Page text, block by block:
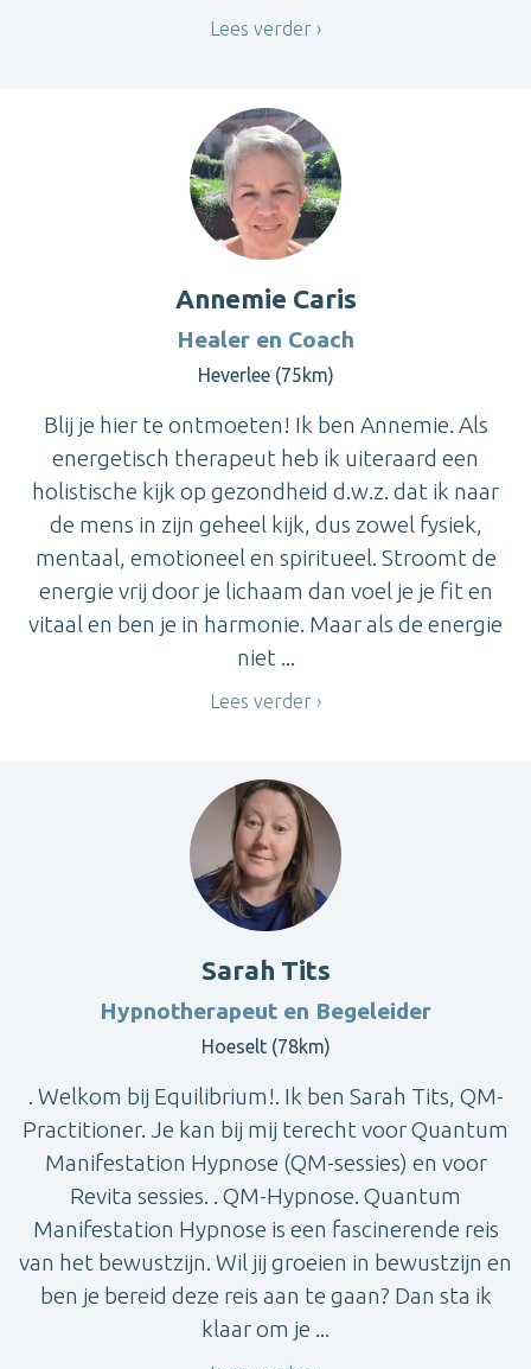
Lees verder
Annemie Caris
Healer en Coach
Heverlee (75km)
Blij je hier te ontmoeten! Ik ben Annemie. Als
energetisch therapeut heb ik uiteraard een
holistische kijk op gezondheid d.w.z. dat ik naar
de mens in zijn geheel kijk, dus zowel fysiek,
mentaal, emotioneel en spiritueel. Stroomt de
energie vrij door je lichaam dan voel je je fit en
vitaal en ben je in harmonie. Maar als de energie
niet ...
Lees verder
Sarah Tits
Hypnotherapeut en Begeleider
Hoeselt (78km)
. Welkom bij Equilibrium!. Ik ben Sarah Tits, QM-
Practitioner. Je kan bij mij terecht voor Quantum
Manifestation Hypnose (QM-sessies) en voor
Revita sessies. . QM-Hypnose. Quantum
Manifestation Hypnose is een fascinerende reis
van het bewustzijn. Wil jij groeien in bewustzijn en
ben je bereid deze reis aan te gaan? Dan sta ik
klaar om je ...